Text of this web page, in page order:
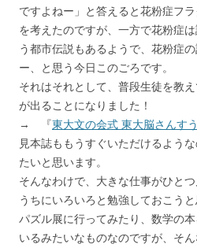
ですよねー」と答えると花粉症フ
を考えたのですが、一方で花粉症
う都市伝説もあるようで、花粉症
ー、と思う今日このごろです。
それはそれとして、普段生徒を教
が出ることになりました！
→ 『東大文の会式 東大脳さんす
見本誌ももうすぐいただけるよう
たいと思います。
そんなわけで、大きな仕事がひと
うちにいろいろと勉強しておこうと
パズル展に行ってみたり、数学の
いるみたいなものなのですが、そ